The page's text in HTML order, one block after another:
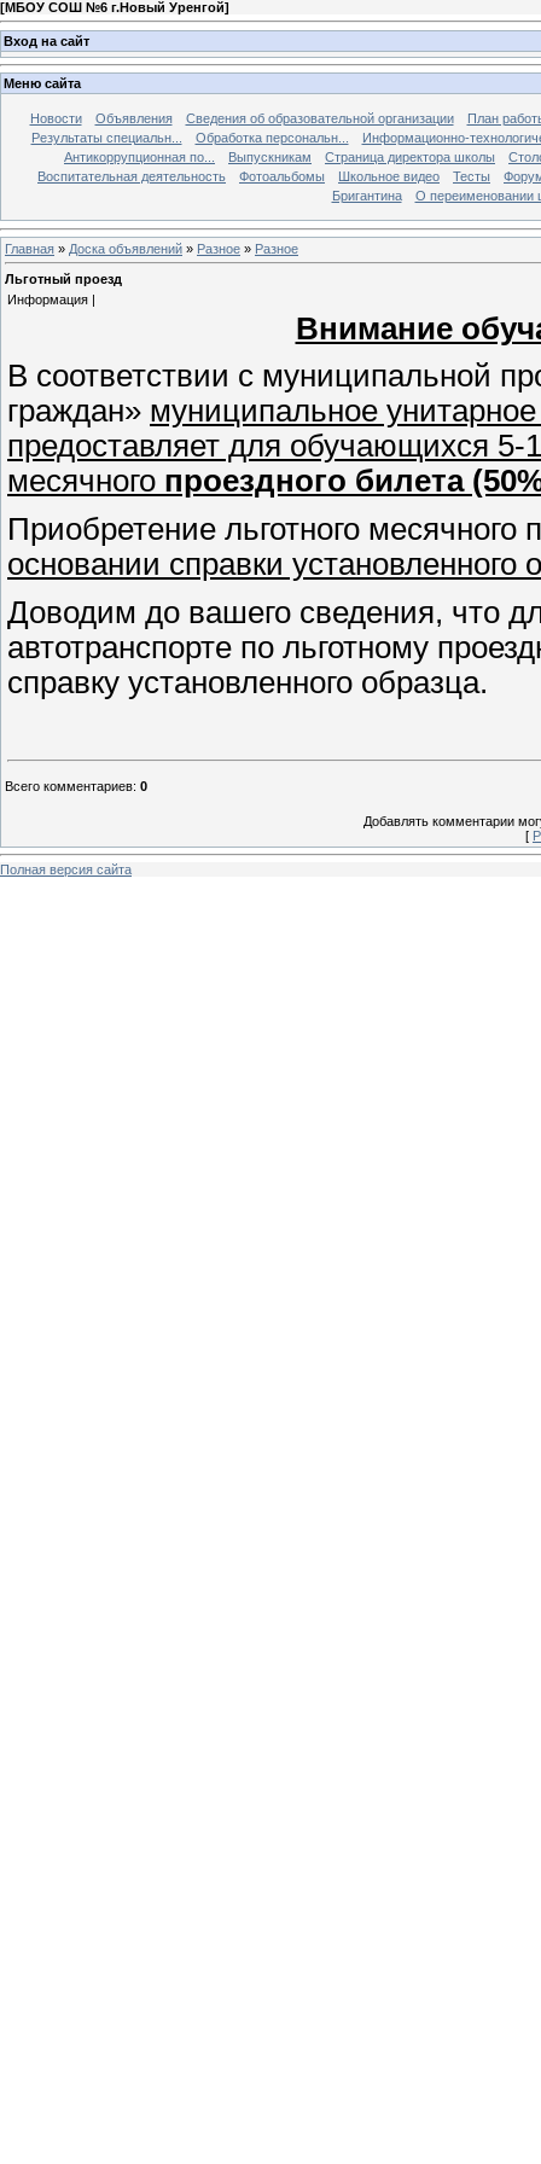
[МБОУ СОШ №6 г.Новый Уренгой]
Вход на сайт
Меню сайта
Новости Объявления Сведения об образовательной организации
План
Результаты специальн...
Обработка персональн...
Информационно-
Антикоррупционная по...
Выпускникам Страница директора школы
Воспитательная деятельность
Фотоальбомы Школьное видео Тесты
Бригантина
О переименовании
Главная » Доска объявлений » Разное » Разное
Льготный проезд
Информация |
Внимание
В соответствии с муниципальной
граждан» муниципальное
предоставляет для обучающихся 5-
месячного проездного билета
Приобретение льготного
основании справки
Доводим до вашего сведения, что
автотранспорте по льготному
справку установленного образца.
Всего комментариев: 0
Добавлять комментарии
[
Полная версия сайта